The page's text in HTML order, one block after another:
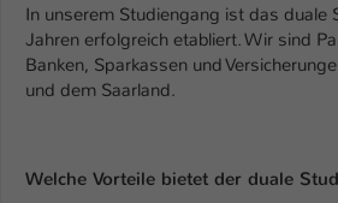
In unserem Studiengang ist das duale
Jahren erfolgreich etabliert. Wir sind
Banken, Sparkassen und
und dem Saarland.
Welche Vorteile bietet der duale